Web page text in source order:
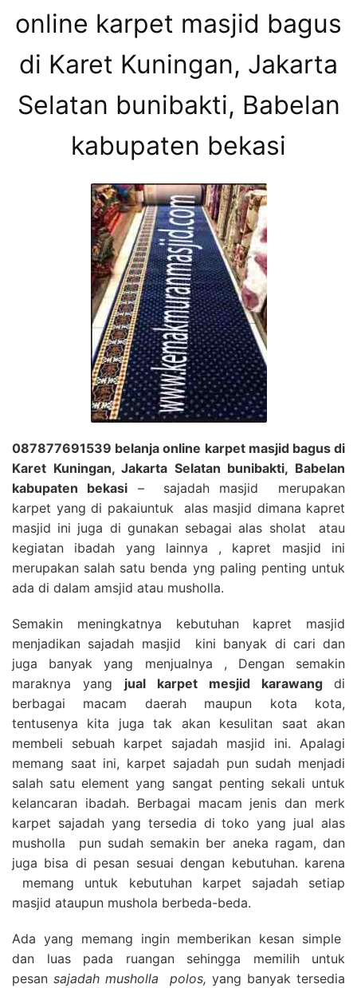
online karpet masjid bagus
di Karet Kuningan, Jakarta
Selatan bunibakti, Babelan
kabupaten bekasi
087877691539 belanja online karpet masjid bagus di
Karet Kuningan, Jakarta Selatan bunibakti, Babelan
kabupaten bekasi – sajadah masjid merupakan
karpet yang di pakaiuntuk alas masjid dimana kapret
masjid ini juga di gunakan sebagai alas sholat atau
kegiatan ibadah yang lainnya , kapret masjid ini
merupakan salah satu benda yng paling penting untuk
ada di dalam amsjid atau musholla.
Semakin meningkatnya kebutuhan kapret masjid
menjadikan sajadah masjid kini banyak di cari dan
juga banyak yang menjualnya , Dengan semakin
maraknya yang jual karpet mesjid karawang di
berbagai macam daerah maupun kota kota,
tentusenya kita juga tak akan kesulitan saat akan
membeli sebuah karpet sajadah masjid ini. Apalagi
memang saat ini, karpet sajadah pun sudah menjadi
salah satu element yang sangat penting sekali untuk
kelancaran ibadah. Berbagai macam jenis dan merk
karpet sajadah yang tersedia di toko yang jual alas
musholla pun sudah semakin ber aneka ragam, dan
juga bisa di pesan sesuai dengan kebutuhan. karena
memang untuk kebutuhan karpet sajadah setiap
masjid ataupun mushola berbeda-beda.
Ada yang memang ingin memberikan kesan simple
dan luas pada ruangan sehingga memilih untuk
pesan sajadah musholla polos, yang banyak tersedia